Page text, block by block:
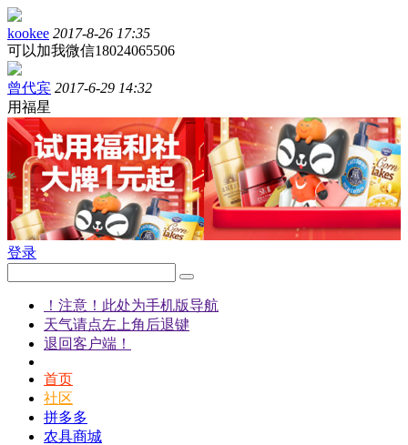
kookee 2017-8-26 17:35
可以加我微信18024065506
曾代宾 2017-6-29 14:32
用福星
登录
！注意！此处为手机版导航
天气请点左上角后退键
退回客户端！
首页
社区
拼多多
农具商城